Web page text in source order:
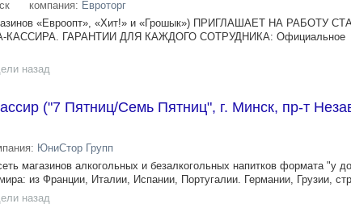
компания: Евроторг
«Евроопт», «Хит!» и «Грошык») ПРИГЛАШАЕТ НА РАБОТУ
ГАРАНТИИ ДЛЯ КАЖДОГО СОТРУДНИКА: Официальное
назад
("7 Пятниц/Семь Пятниц", г. Минск, пр-т
ЮниСтор Групп
магазинов алкогольных и безалкогольных напитков формата "у
из Франции, Италии, Испании, Португалии. Германии, Грузии,
назад